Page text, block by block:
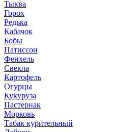
Тыква
Горох
Редька
Кабачок
Бобы
Патиссон
Фенхель
Свекла
Картофель
Огурцы
Кукуруза
Пастернак
Морковь
Табак курительный